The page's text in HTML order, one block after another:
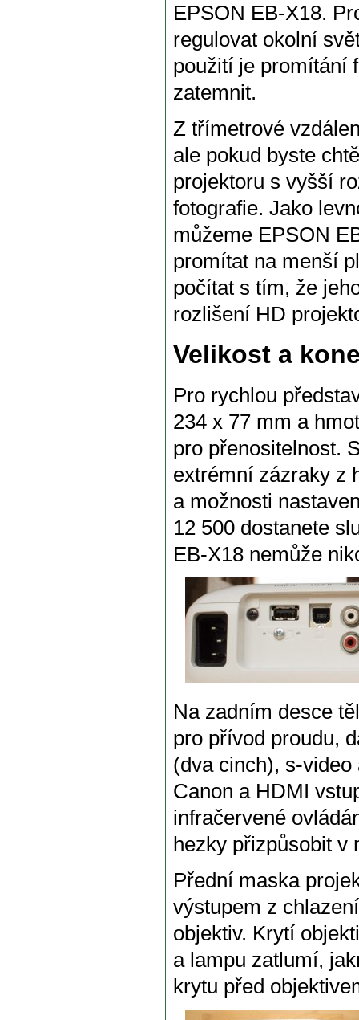
EPSON EB-X18.
regulovat okolní
použití je promítání
zatemnit.
Z třímetrové
ale pokud byste
projektoru s vyšší
fotografie. Jako
můžeme EPSON
promítat na menší
počítat s tím, že
rozlišení HD
Velikost a
Pro rychlou
234 x 77 mm a
pro přenositelnost.
extrémní zázraky z
a možnosti
12 500 dostanete
EB-X18 nemůže
Na zadním desce
pro přívod proudu,
(dva cinch), s-
Canon a HDMI
infračervené
hezky přizpůsobit v
Přední maska
výstupem z
objektiv. Krytí
a lampu zatlumí,
krytu před